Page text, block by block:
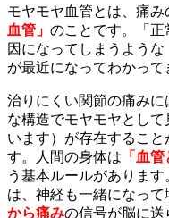
モヤモヤ血管とは、痛
血管」 のことです。「
因になってしまうような
が最近になってわかって
治りにくい関節の痛み
な構造でモヤモヤとし
います）が存在するこ
す。人間の身体は 「血
う基本ルールがありま
は、神経も一緒になっ
から痛みの信号が脳に